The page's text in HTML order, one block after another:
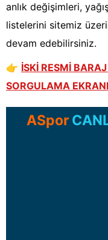
anlık değişimleri,
listelerini sitemiz
devam edebilirsiniz.
👉 İSKİ RESMİ
SORGULAMA
ASpor